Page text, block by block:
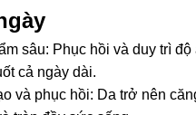
sâu: Phục hồi và duy trì độ
cả ngày dài.
và phục hồi: Da trở nên